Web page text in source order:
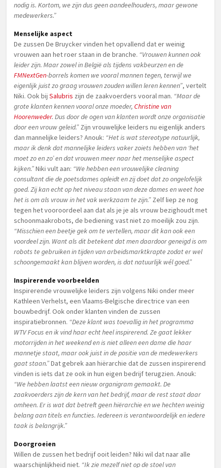
nodig is. Kortom, we zijn dus geen aandeelhouders, maar gewone
medewerkers.”
Menselijke aspect
De zussen De Bruycker vinden het opvallend dat er weinig
vrouwen aan het roer staan in de branche. “Vrouwen kunnen ook
leider zijn. Maar zowel in België als tijdens vakbeurzen en de
FMNextGen-borrels komen we vooral mannen tegen, terwijl we
eigenlijk juist zo graag vrouwen zouden willen leren kennen”, vertelt
Niki. Ook bij Salubris zijn de zaakvoerders vooral man. “Maar de
grote klanten kennen vooral onze moeder, Christine van
Hoorenweder. Dus door de ogen van klanten wordt onze organisatie
door een vrouw geleid.” Zijn vrouwelijke leiders nu eigenlijk anders
dan mannelijke leiders? Anouk: “Het is wat stereotype natuurlijk,
maar ik denk dat mannelijke leiders vaker zoiets hebben van ‘het
moet zo en zo’ en dat vrouwen meer naar het menselijke aspect
kijken.”Niki vult aan: “We hebben een vrouwelijke cleaning
consultant die de poetsdames opleidt en zij doet dat zo ongelofelijk
goed. Zij kan echt op het niveau staan van deze dames en weet hoe
het is om als vrouw in het vak werkzaam te zijn.” Zelf liep ze nog
tegen het vooroordeel aan dat als je je als vrouw bezighoudt met
schoonmaakrobots, de bediening vast niet zo moeilijk zou zijn.
“Misschien een beetje gek om te vertellen, maar dit kan ook een
voordeel zijn. Want als dit betekent dat men daardoor geneigd is om
robots te gebruiken in tijden van arbeidsmarktkrapte zodat er wel
schoongemaakt kan blijven worden, is dat natuurlijk wél goed.”
Inspirerende voorbeelden
Inspirerende vrouwelijke leiders zijn volgens Niki onder meer
Kathleen Verhelst, een Vlaams-Belgische directrice van een
bouwbedrijf. Ook onder klanten vinden de zussen
inspiratiebronnen. “Deze klant was toevallig in het programma
WTV Focus en ik vind haar echt heel inspirerend. Ze gaat lekker
motorrijden in het weekend en is niet alleen een dame die haar
mannetje staat, maar ook juist in de positie van de medewerkers
gaat staan.”Dat gebrek aan hiërarchie dat de zussen inspirerend
vinden is iets dat ze ook in hun eigen bedrijf terugzien. Anouk:
“We hebben laatst een nieuw organigram gemaakt. De
zaakvoerders zijn de kern van het bedrijf, maar de rest staat daar
omheen. Er is wat dat betreft geen hiërarchie en we hechten weinig
belang aan titels en functies. Iedereen is verantwoordelijk en iedere
taak is belangrijk.”
Doorgroeien
Willen de zussen het bedrijf ooit leiden? Niki wil dat naar alle
waarschijnlijkheid niet. “Ik zie mezelf niet op de stoel van